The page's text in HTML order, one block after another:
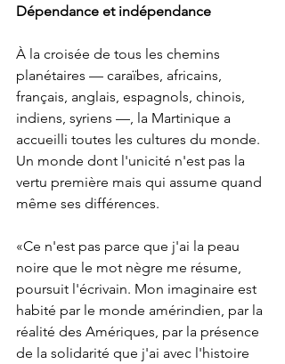
Dépendance et indépendance
À la croisée de tous les chemins
planétaires — caraïbes, africains,
français, anglais, espagnols, chinois,
indiens, syriens —, la Martinique a
accueilli toutes les cultures du monde.
Un monde dont l'unicité n'est pas la
vertu première mais qui assume quand
même ses différences.
«Ce n'est pas parce que j'ai la peau
noire que le mot nègre me résume,
poursuit l'écrivain. Mon imaginaire est
habité par le monde amérindien, par la
réalité des Amériques, par la présence
de la solidarité que j'ai avec l'histoire